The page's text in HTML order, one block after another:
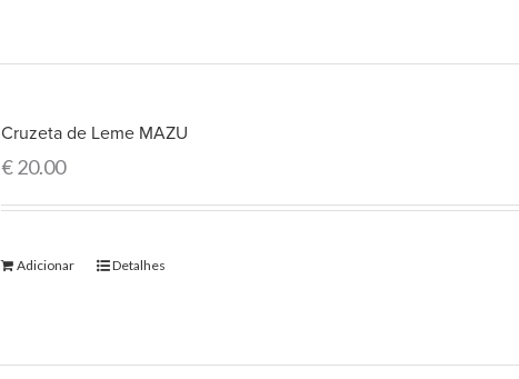
Cruzeta de Leme MAZU
€20.00
Adicionar Detalhes